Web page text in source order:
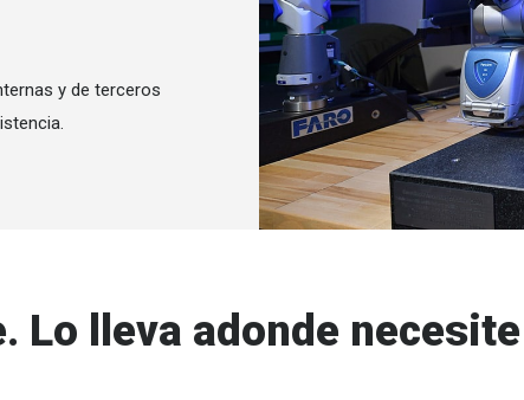
y de terceros
Lo lleva adonde